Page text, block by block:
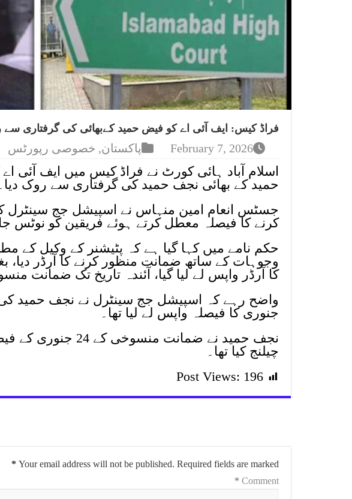
فراڈ کیس: ایف آئی اے کو فیض حمید کےبھائی کی گرفتاری سے
February 7, 2026 پاکستان, خصوصی رپورٹس
اسلام آباد ہائی کورٹ نے فراڈ کیس میں ایف
حمید کے بھائی نجف حمید کی گرفتاری سے روک
جسٹس انعام امین منہاس نے اسپیشل جج سینٹرل
کرنے کا فیصلہ معطل کرتے ہوئے فریقین کو نوٹس
وجوہات کے ساتھ ضمانت منظور کرنے کا آرڈر دیا،
کا آرڈر واپس لے لیا گیا، آئندہ تاریخ تک ضمانت
جنوری کا فیصلہ واپس لے لیا تھا۔
نجف حمید نے ضمانت
چیلنج کیا تھا۔
Post Views: 196
Your email address will not be published. Required fields are marked
*
Comment
*